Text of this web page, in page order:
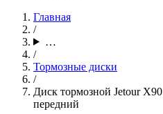
Главная
/
…
/
Тормозные диски
/
Диск тормозной Jetour
передний